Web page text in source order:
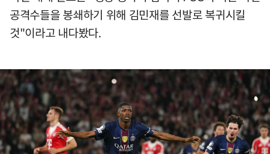
공격수들을 봉쇄하기 위해 김민재를 선발로 복귀시킬
것"이라고 내다봤다.